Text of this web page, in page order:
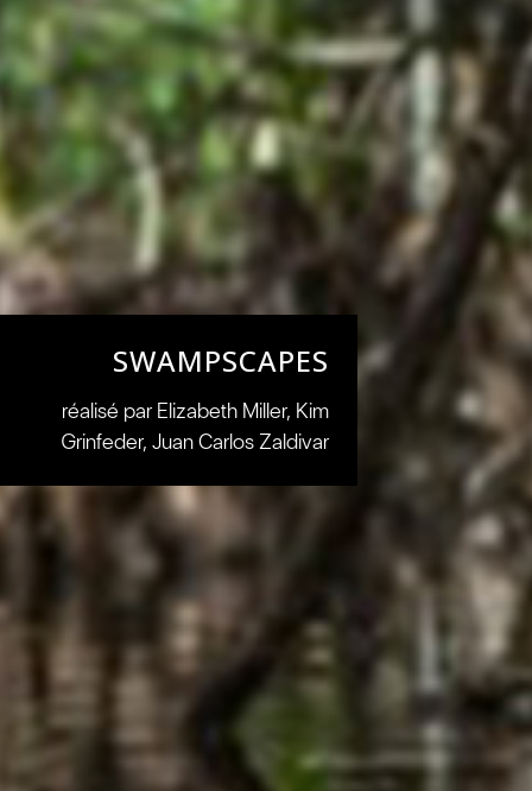
SWAMPSCAPES
réalisé par Elizabeth Miller, Kim
Grinfeder, Juan Carlos Zaldivar